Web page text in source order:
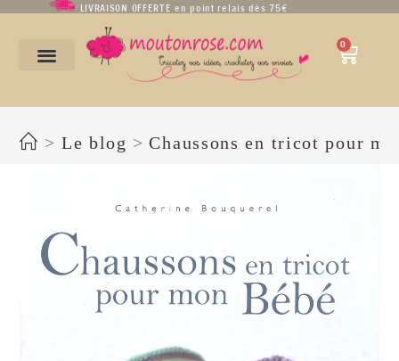
LIVRAISON OFFERTE en point relais dès 75€
0
> Le blog > Chaussons en tricot pour